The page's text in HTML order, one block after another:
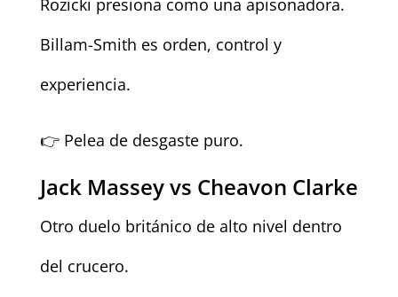
Rozicki presiona como una apisonadora.
Billam-Smith es orden, control y
experiencia.
👉 Pelea de desgaste puro.
Jack Massey vs Cheavon Clarke
Otro duelo británico de alto nivel dentro
del crucero.